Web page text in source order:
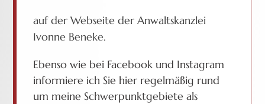
auf der Webseite der Anwaltskanzlei
Ivonne Beneke.
Ebenso wie bei Facebook und Instagram
informiere ich Sie hier regelmäßig rund
um meine Schwerpunktgebiete als